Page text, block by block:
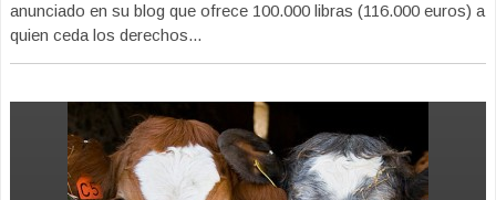
anunciado en su blog que ofrece 100.000 libras (116.000 euros) a
quien ceda los derechos...